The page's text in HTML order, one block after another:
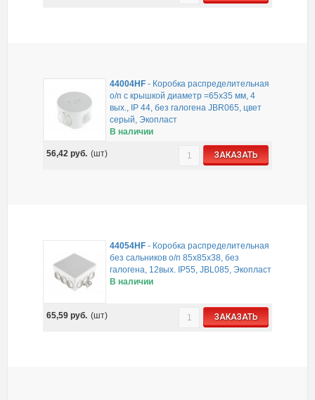
44004HF- Коробка распределительная
о/п с крышкой диаметр =65х35 мм, 4
вых., IP 44, без галогена JBR065, цвет
серый, Экопласт
В наличии
56,42 руб. (шт) ЗАКАЗАТЬ
44054HF- Коробка распределительная
без сальников о/п 85х85х38, без
галогена, 12вых. IP55, JBL085, Экопласт
В наличии
65,59 руб. (шт) ЗАКАЗАТЬ